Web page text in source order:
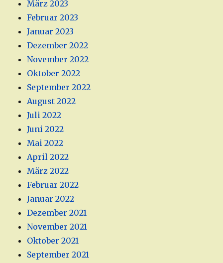
März 2023
Februar 2023
Januar 2023
Dezember 2022
November 2022
Oktober 2022
September 2022
August 2022
Juli 2022
Juni 2022
Mai 2022
April 2022
März 2022
Februar 2022
Januar 2022
Dezember 2021
November 2021
Oktober 2021
September 2021